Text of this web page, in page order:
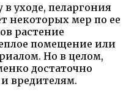
уходе, пеларгония
некоторых мер по ее
растение
помещение или
Но в целом,
достаточно
вредителям.